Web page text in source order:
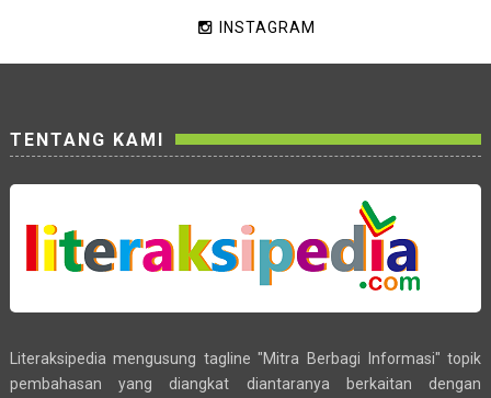
INSTAGRAM
TENTANG KAMI
Literaksipedia mengusung tagline "Mitra Berbagi Informasi" topik
pembahasan yang diangkat diantaranya berkaitan dengan